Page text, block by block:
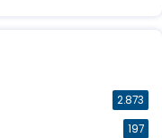
2.873
197